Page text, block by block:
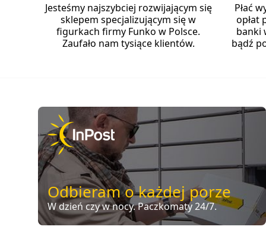
Jesteśmy najszybciej rozwijającym się
sklepem specjalizującym się w
figurkach firmy Funko w Polsce.
Zaufało nam tysiące klientów.
Płać
opłat
banki
bądź
Odbieram o każdej porze
W dzień czy w nocy. Paczkomaty 24/7.